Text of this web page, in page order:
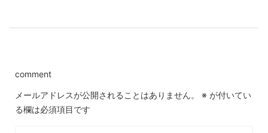
comment
メールアドレスが公開されることはありません。 ※ が付いてい
る欄は必須項目です